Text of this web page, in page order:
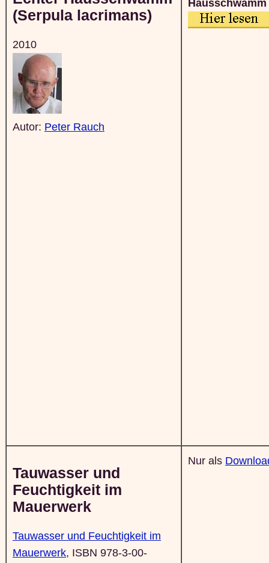
(Serpula lacrimans)
2010
Autor: Peter Rauch
Hausschwamm
Tauwasser und
Feuchtigkeit im
Mauerwerk
Tauwasser und Feuchtigkeit im
Mauerwerk, ISBN 978-3-00-
Nur als